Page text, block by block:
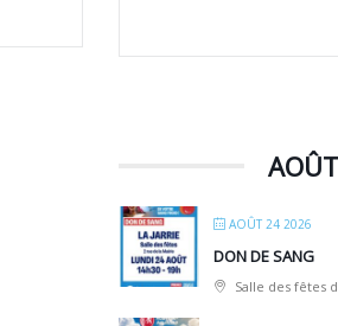
AOÛT 24 2026
DON DE SANG
Salle des fêtes